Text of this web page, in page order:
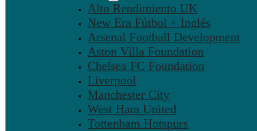
Alto Rendimiento UK
New Era Fútbol + Inglés
Arsenal Football Development
Aston Villa Foundation
Chelsea FC Foundation
Liverpool
Manchester City
West Ham United
Tottenham Hotspurs